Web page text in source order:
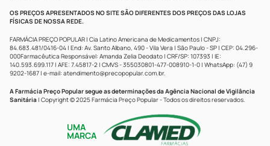
OS PREÇOS APRESENTADOS NO SITE SÃO DIFERENTES DOS PREÇOS DAS LOJAS
FÍSICAS DE NOSSA REDE.
FARMÁCIA PREÇO POPULAR | Cia Latino Americana de Medicamentos | CNPJ:
84.683.481/0416-04 | End: Av. Santo Albano, 490 - Vila Vera | São Paulo - SP | CEP: 04.296-
000Farmacêutica Responsável: Amanda Zelia Deodato | CRF/SP: 107393 | IE:
140.593.699.117 | AFE: 7.45817-2 | CMVS - 355030801-477-008910-1-0 | WhatsApp: (47) 9
9202-1687 | e-mail: atendimento@precopopular.com.br.
A Farmácia Preço Popular segue as determinações da Agência Nacional de Vigilância
Sanitária | Copyright © 2025 Farmácia Preço Popular - Todos os direitos reservados.
UMA
MARCA